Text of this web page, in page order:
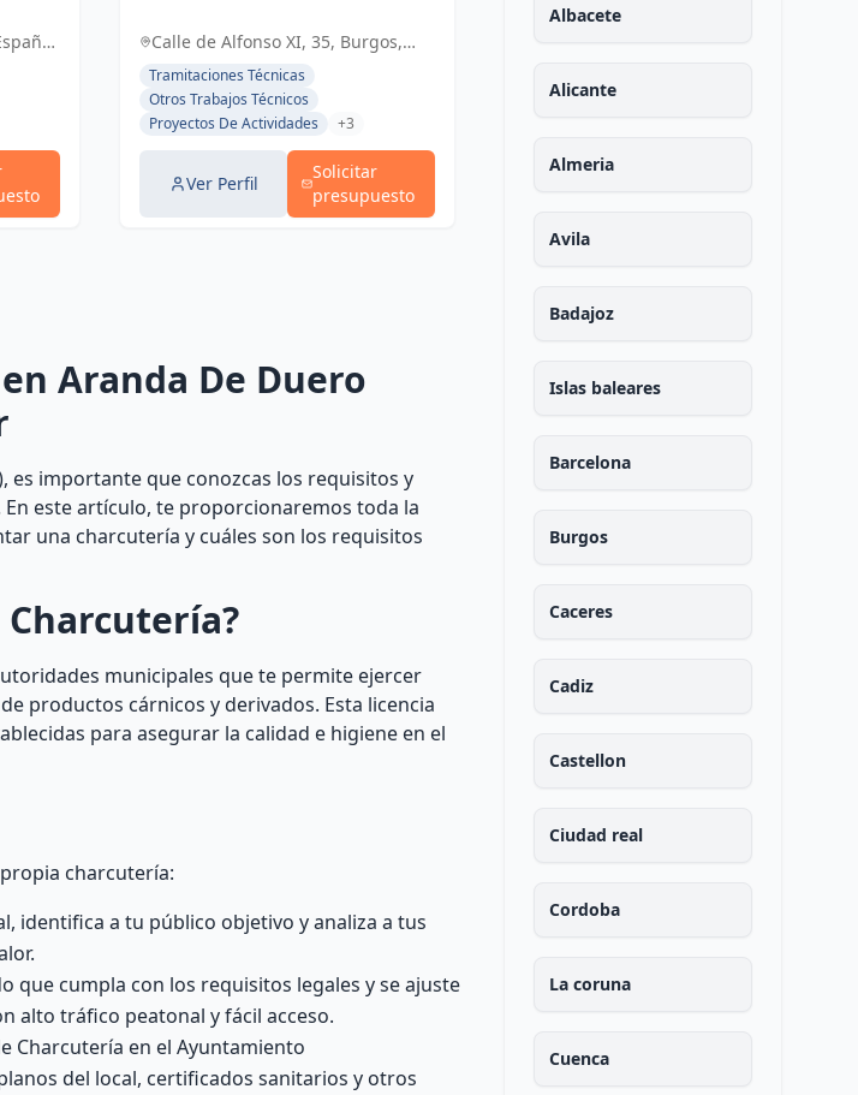
Calle de Alfonso XI, 35, Burgos,
España, España
Tramitaciones Técnicas
Otros Trabajos Técnicos
Proyectos De Actividades
+3
Ver Perfil
Solicitar
presupuesto
Aranda De Duero
es importante que conozcas los requisitos y
este artículo, te proporcionaremos toda la
una charcutería y cuáles son los requisitos
municipales que te permite ejercer
productos cárnicos y derivados. Esta licencia
para asegurar la calidad e higiene en el
charcutería:
identifica a tu público objetivo y analiza a tus
que cumpla con los requisitos legales y se ajuste
alto tráfico peatonal y fácil acceso.
Charcutería en el Ayuntamiento
del local, certificados sanitarios y otros
Albacete
Alicante
Almeria
Avila
Badajoz
Islas baleares
Barcelona
Burgos
Caceres
Cadiz
Castellon
Ciudad real
Cordoba
La coruna
Cuenca